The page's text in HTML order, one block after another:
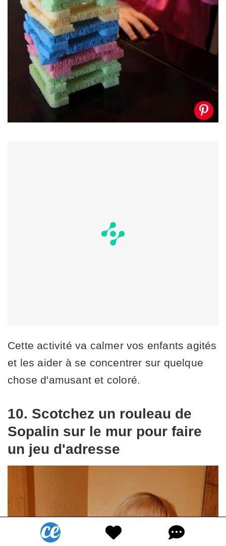
Cette activité va calmer vos enfants agités
et les aider à se concentrer sur quelque
chose d'amusant et coloré.
10. Scotchez un rouleau de
Sopalin sur le mur pour faire
un jeu d'adresse